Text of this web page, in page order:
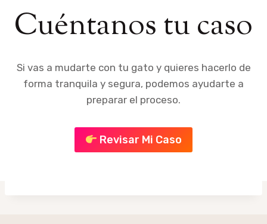
Cuéntanos tu caso
Si vas a mudarte con tu gato y quieres hacerlo de
forma tranquila y segura, podemos ayudarte a
preparar el proceso.
Revisar Mi Caso